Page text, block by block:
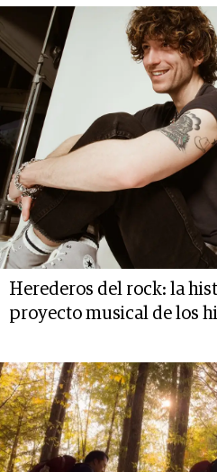
Herederos del rock: la
proyecto musical de los